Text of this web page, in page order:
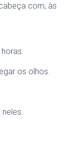
com, às
os olhos.